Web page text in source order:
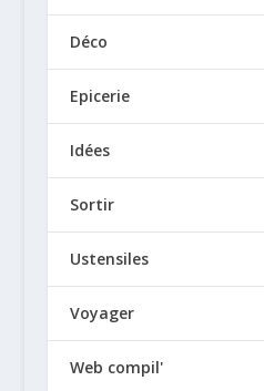
Déco
Epicerie
Idées
Sortir
Ustensiles
Voyager
Web compil'